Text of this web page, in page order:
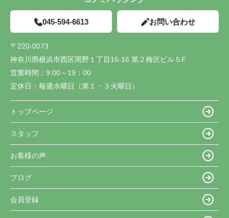
045-594-6613 お問い合わせ
〒220-0073
神奈川県横浜市西区岡野１丁目16-16 第２梅沢ビル５F
営業時間： 9:00～19：00
定休日： 毎週水曜日（第１・３火曜日）
トップページ
スタッフ
お客様の声
ブログ
会員登録